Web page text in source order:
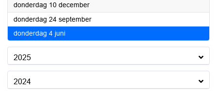
donderdag 10 december2026
donderdag 24 september2026
donderdag 4 juni2026
2025
2024